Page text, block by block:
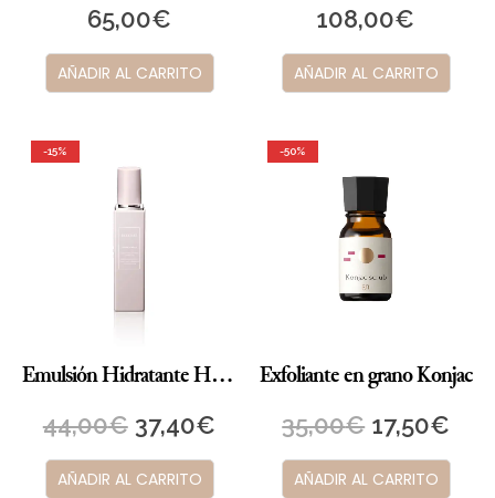
65,00€
AÑADIR AL CARRITO
108,00€
AÑADIR AL CARRITO
-15%
Emulsión Hidratante HYDRA CLARITY ER
44,00€ 37,40€
AÑADIR AL CARRITO
-50%
Exfoliante en grano Konjac
35,00€ 17,50€
AÑADIR AL CARRITO